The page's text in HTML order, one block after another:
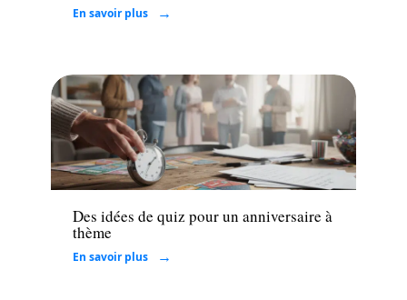
En savoir plus
Famille
Des idées de quiz pour un anniversaire à
thème
En savoir plus